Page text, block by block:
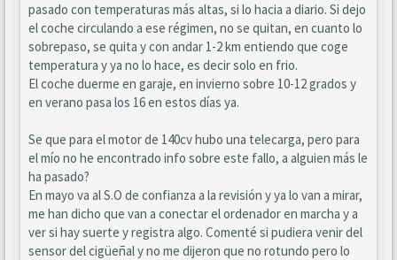
pasado con temperaturas más altas, si lo hacia a diario. Si dejo
el coche circulando a ese régimen, no se quitan, en cuanto lo
sobrepaso, se quita y con andar 1-2 km entiendo que coge
temperatura y ya no lo hace, es decir solo en frio.
El coche duerme en garaje, en invierno sobre 10-12 grados y
en verano pasa los 16 en estos días ya.
Se que para el motor de 140cv hubo una telecarga, pero para
el mío no he encontrado info sobre este fallo, a alguien más le
ha pasado?
En mayo va al S.O de confianza a la revisión y ya lo van a mirar,
me han dicho que van a conectar el ordenador en marcha y a
ver si hay suerte y registra algo. Comenté si pudiera venir del
sensor del cigüeñal y no me dijeron que no rotundo pero lo